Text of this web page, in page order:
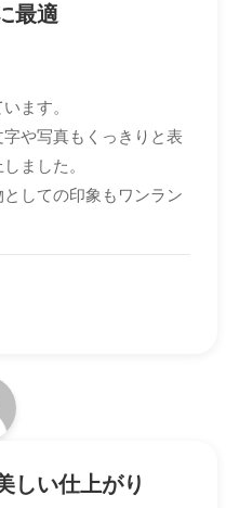
最適
ます。
や写真もくっきりと表
ました。
しての印象もワンラン
しい仕上がり